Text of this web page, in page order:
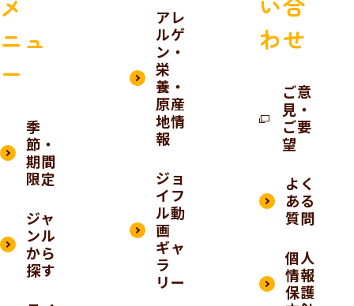
メ
ニュ
ー
季
節・
期間
限定
ジャ
ンル
から
探す
アレ
ルゲ
ン・
栄
養・
原産
地情
報
ジョ
イフ
ル動
画
ギャ
ラ
リー
わせ
ご意
見・
ご要
望
よく
ある
質問
個人
情報
保護